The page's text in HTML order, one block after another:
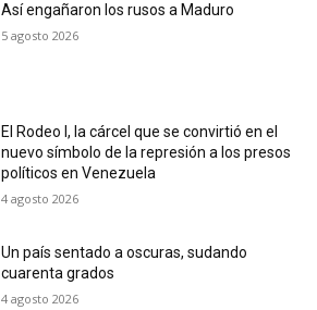
Así engañaron los rusos a Maduro
5 agosto 2026
El Rodeo I, la cárcel que se convirtió en el
nuevo símbolo de la represión a los presos
políticos en Venezuela
4 agosto 2026
Un país sentado a oscuras, sudando
cuarenta grados
4 agosto 2026